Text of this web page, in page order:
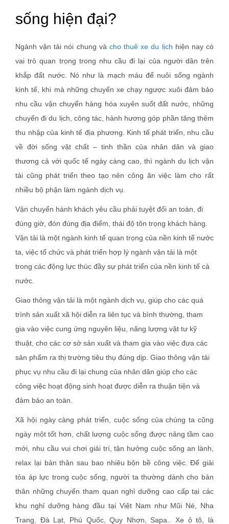
sống hiện đại?
Ngành vận tải nói chung và cho thuê xe du lịch hiện nay có
vai trò quan trọng trong nhu cầu đi lại của người dân trên
khắp đất nước. Nó như là mạch máu để nuôi sống ngành
kinh tế, khi mà những chuyến xe chạy ngược xuôi đảm bảo
nhu cầu vận chuyển hàng hóa xuyên suốt đất nước, những
chuyến đi du lịch, công tác, hành hương góp phần tăng thêm
thu nhập của kinh tế địa phương. Kinh tế phát triển, nhu cầu
về đời sống vật chất – tinh thần của nhân dân và giao
thương cả với quốc tế ngày càng cao, thì ngành du lịch vận
tải cũng phát triển theo tạo nên công ăn việc làm cho rất
nhiều bộ phận làm ngành dịch vụ.
Vận chuyển hành khách yêu cầu phải tuyệt đối an toàn, đi
đúng giờ, đón đúng địa điểm, thái độ tôn trọng khách hàng.
Vận tải là một ngành kinh tế quan trọng của nền kinh tế nước
ta, việc tổ chức và phát triển hợp lý ngành vận tải là một
trong các động lực thúc đầy sự phát triển của nền kinh tế cả
nước.
Giao thông vận tải là một ngành dịch vụ, giúp cho các quá
trình sản xuất xã hội diễn ra liên tục và bình thường, tham
gia vào việc cung ứng nguyên liệu, năng lượng vật tư kỹ
thuật, cho các cơ sở sản xuất và tham gia vào việc đưa các
sản phẩm ra thị trường tiêu thụ đúng dịp. Giao thông vận tải
phục vụ nhu cầu đi lại chung của nhân dân giúp cho các
công việc hoạt động sinh hoạt được diễn ra thuận tiện và
đảm bảo an toàn.
Xã hội ngày càng phát triển, cuộc sống của chúng ta cũng
ngày một tốt hơn, chất lượng cuộc sống được nâng tầm cao
mới, nhu cầu vui chơi giải trí, tận hưởng cuộc sống an lành,
relax lại bản thân sau bao nhiêu bộn bề công việc. Để giải
tỏa áp lực trong cuộc sống, người ta thường dành cho bản
thân những chuyến tham quan nghỉ dưỡng cao cấp tại các
khu nghỉ dưỡng hàng đầu tại Việt Nam như Mũi Né, Nha
Trang, Đà Lạt, Phú Quốc, Quy Nhơn, Sapa.. Xe ô tô, là